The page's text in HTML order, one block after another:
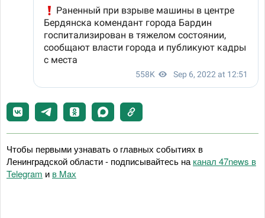
Чтобы первыми узнавать о главных событиях в
Ленинградской области - подписывайтесь на канал 47news в
Telegram и в Maх